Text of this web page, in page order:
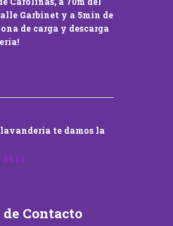
Garbinet y a 5min de
de carga y descarga
lavandería te damos la
Contacto